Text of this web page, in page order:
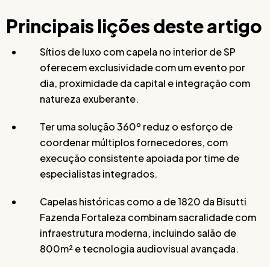
Principais lições deste artigo
Sítios de luxo com capela no interior de SP
oferecem exclusividade com um evento por
dia, proximidade da capital e integração com
natureza exuberante.
Ter uma solução 360º reduz o esforço de
coordenar múltiplos fornecedores, com
execução consistente apoiada por time de
especialistas integrados.
Capelas históricas como a de 1820 da Bisutti
Fazenda Fortaleza combinam sacralidade com
infraestrutura moderna, incluindo salão de
800m² e tecnologia audiovisual avançada.